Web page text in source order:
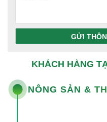
GỬI
KHÁCH HÀNG
NÔNG SẢN &